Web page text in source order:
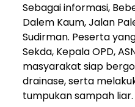
Sebagai informasi,
Dalem Kaum, Jalan
Sudirman. Peserta
Sekda, Kepala OPD,
masyarakat siap
drainase, serta
tumpukan sampah liar.